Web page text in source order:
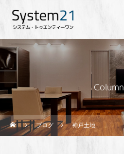
Column
ブログ 神戸土地